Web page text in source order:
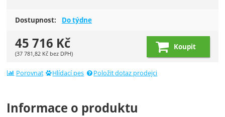
Dostupnost: Do týdne
45 716 Kč
(37 781,82 Kč bez DPH)
Koupit
Porovnat Hlídací pes Položit dotaz prodejci
Informace o produktu